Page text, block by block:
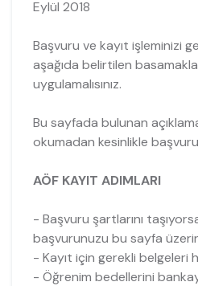
Eylül 2018
Başvuru ve kayıt işleminizi
aşağıda belirtilen
uygulamalısınız.
Bu sayfada bulunan
okumadan kesinlikle
AÖF KAYIT ADIMLARI
- Başvuru şartlarını
başvurunuzu bu sayfa
- Kayıt için gerekli belgeleri
- Öğrenim bedellerini